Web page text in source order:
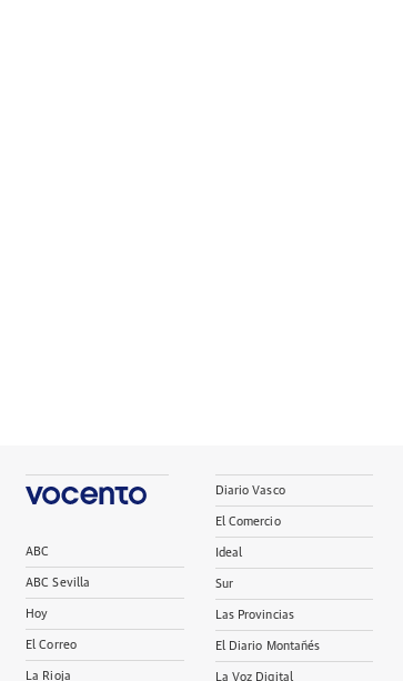
ABC
ABC Sevilla
Hoy
El Correo
La Rioja
Diario Vasco
El Comercio
Ideal
Sur
Las Provincias
El Diario Montañés
La Voz Digital